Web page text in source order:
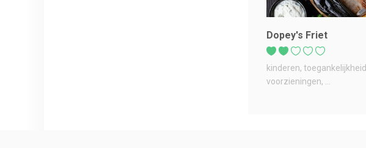
Dopey's Friet
kinderen toegankelijkheid
voorzieningen